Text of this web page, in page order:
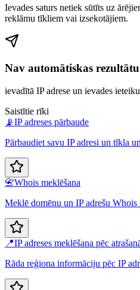
Ievades saturs netiek sūtīts uz
reklāmu tīkliem vai izsekotājiem.
Nav automātiskas
ievadītā IP adrese un ievades
Saistītie rīki
📡IP adreses pārbaude
Pārbaudiet savu IP adresi un tīkla
📇Whois meklēšana
Meklē domēnu un IP adrešu
📍IP adreses meklēšana pēc
Rāda reģiona informāciju pēc IP